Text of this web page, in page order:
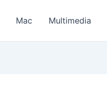
Mac Multimedia